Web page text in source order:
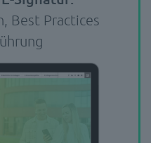
Best Practices